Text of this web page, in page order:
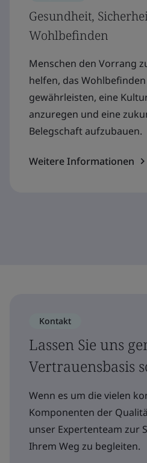
Gesundheit,
Wohlbefinden
Menschen den Vorrang
helfen, das
gewährleisten, eine
anzuregen und eine
Belegschaft aufzubauen.
Weitere Informationen
Kontakt
Lassen Sie uns
Vertrauensbasis
Wenn es um die vielen
Komponenten der
unser Expertenteam zur
Ihrem Weg zu begleiten.